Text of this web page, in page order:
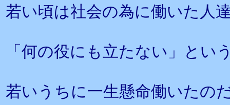
若い頃は社会の為に働いた人
「何の役にも立たない」とい
若いうちに一生懸命働いたの